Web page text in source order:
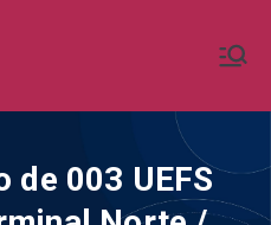
Ônibus BR
Horários de Ônibus de todo o
de 003 UEFS